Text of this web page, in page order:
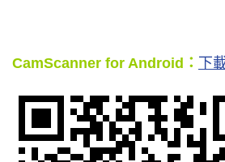
CamScanner for Android： 下